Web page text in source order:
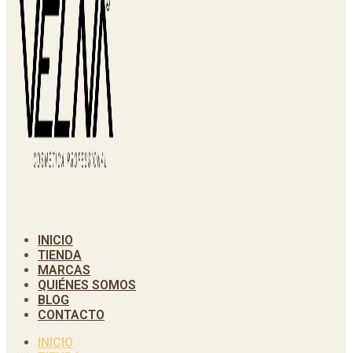
INICIO
TIENDA
MARCAS
QUIÉNES SOMOS
BLOG
CONTACTO
INICIO